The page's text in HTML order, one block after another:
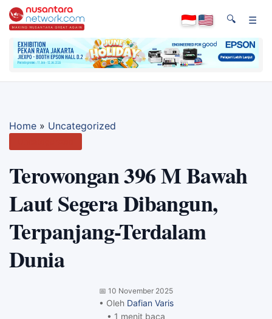
🔍 ☰
Home » Uncategorized
Terowongan 396 M Bawah
Laut Segera Dibangun,
Terpanjang-Terdalam
Dunia
📅 10 November 2025
• Oleh Dafian Varis
• 1 menit baca